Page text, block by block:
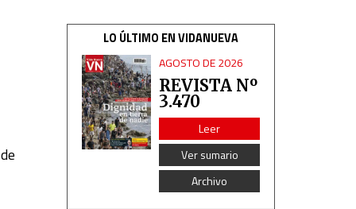
LO ÚLTIMO EN VIDANUEVA
AGOSTO DE 2026
REVISTA Nº
3.470
Leer
Ver sumario
Archivo